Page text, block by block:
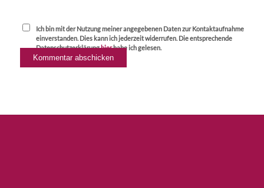
Ich bin mit der Nutzung meiner angegebenen Daten zur Kontaktaufnahme
einverstanden. Dies kann ich jederzeit widerrufen. Die entsprechende
Datenschutzerklärunghierhabe ich gelesen.